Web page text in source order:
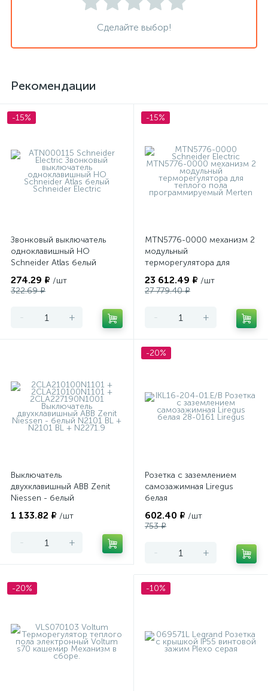
Сделайте выбор!
Рекомендации
-15%
Звонковый выключатель
одноклавишный НО
Schneider Atlas белый
274.29 ₽ /шт
322.69 ₽
- +
-15%
MTN5776-0000 механизм 2
модульный
терморегулятора для
программируемый Merten
23 612.49 ₽ /шт
27 779.40 ₽
- +
Выключатель
двухклавишный ABB Zenit
Niessen - белый
1 133.82 ₽ /шт
- +
-20%
Розетка с заземлением
самозажимная Liregus
белая
602.40 ₽ /шт
753 ₽
- +
-20% -10%